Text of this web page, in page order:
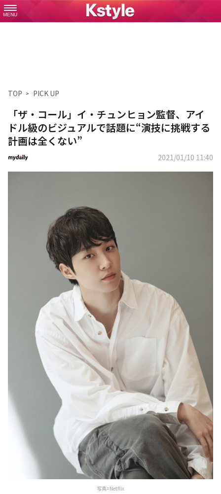
MENU
TOP PICK UP
「ザ・コール」イ・チュンヒョン監督、アイ
ドル級のビジュアルで話題に“演技に挑戦する
計画は全くない”
2021/01/10 11:40
写真=Netflix